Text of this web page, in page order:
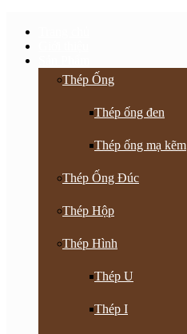
Thép Ống
Thép ống đen
Thép ống mạ kẽm
Thép Ống Đúc
Thép Hộp
Thép Hình
Thép U
Thép I